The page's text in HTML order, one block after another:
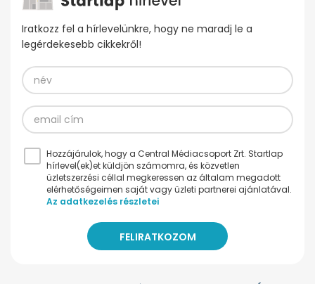
Iratkozz fel a hírlevelünkre, hogy ne maradj le a
legérdekesebb cikkekről!
Hozzájárulok, hogy a Central Médiacsoport Zrt. Startlap
hírlevel(ek)et küldjön számomra, és közvetlen
üzletszerzési céllal megkeressen az általam megadott
elérhetőségeimen saját vagy üzleti partnerei ajánlatával.
Az adatkezelés részletei